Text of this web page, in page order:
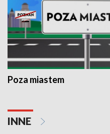
Poza miastem
INNE